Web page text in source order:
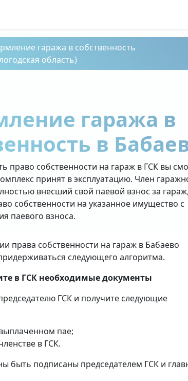
гаража в собственность
область)
гаража в
в
право собственности на гараж в ГСК вы
принят в эксплуатацию. Член
внесший свой паевой взнос за гараж,
собственности на указанное имущество с
паевого взноса.
права собственности на гараж в Бабаево
следующего алгоритма.
в ГСК необходимые документы
ГСК и получите следующие
пае;
в ГСК.
быть подписаны председателем ГСК и